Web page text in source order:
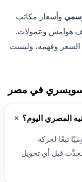
وأسعار مكاتب
هوامش وعمولات.
السعر وفهمه، وليست
في مصر
المصري اليوم؟
تبعًا لحركة
قبل أي تحويل